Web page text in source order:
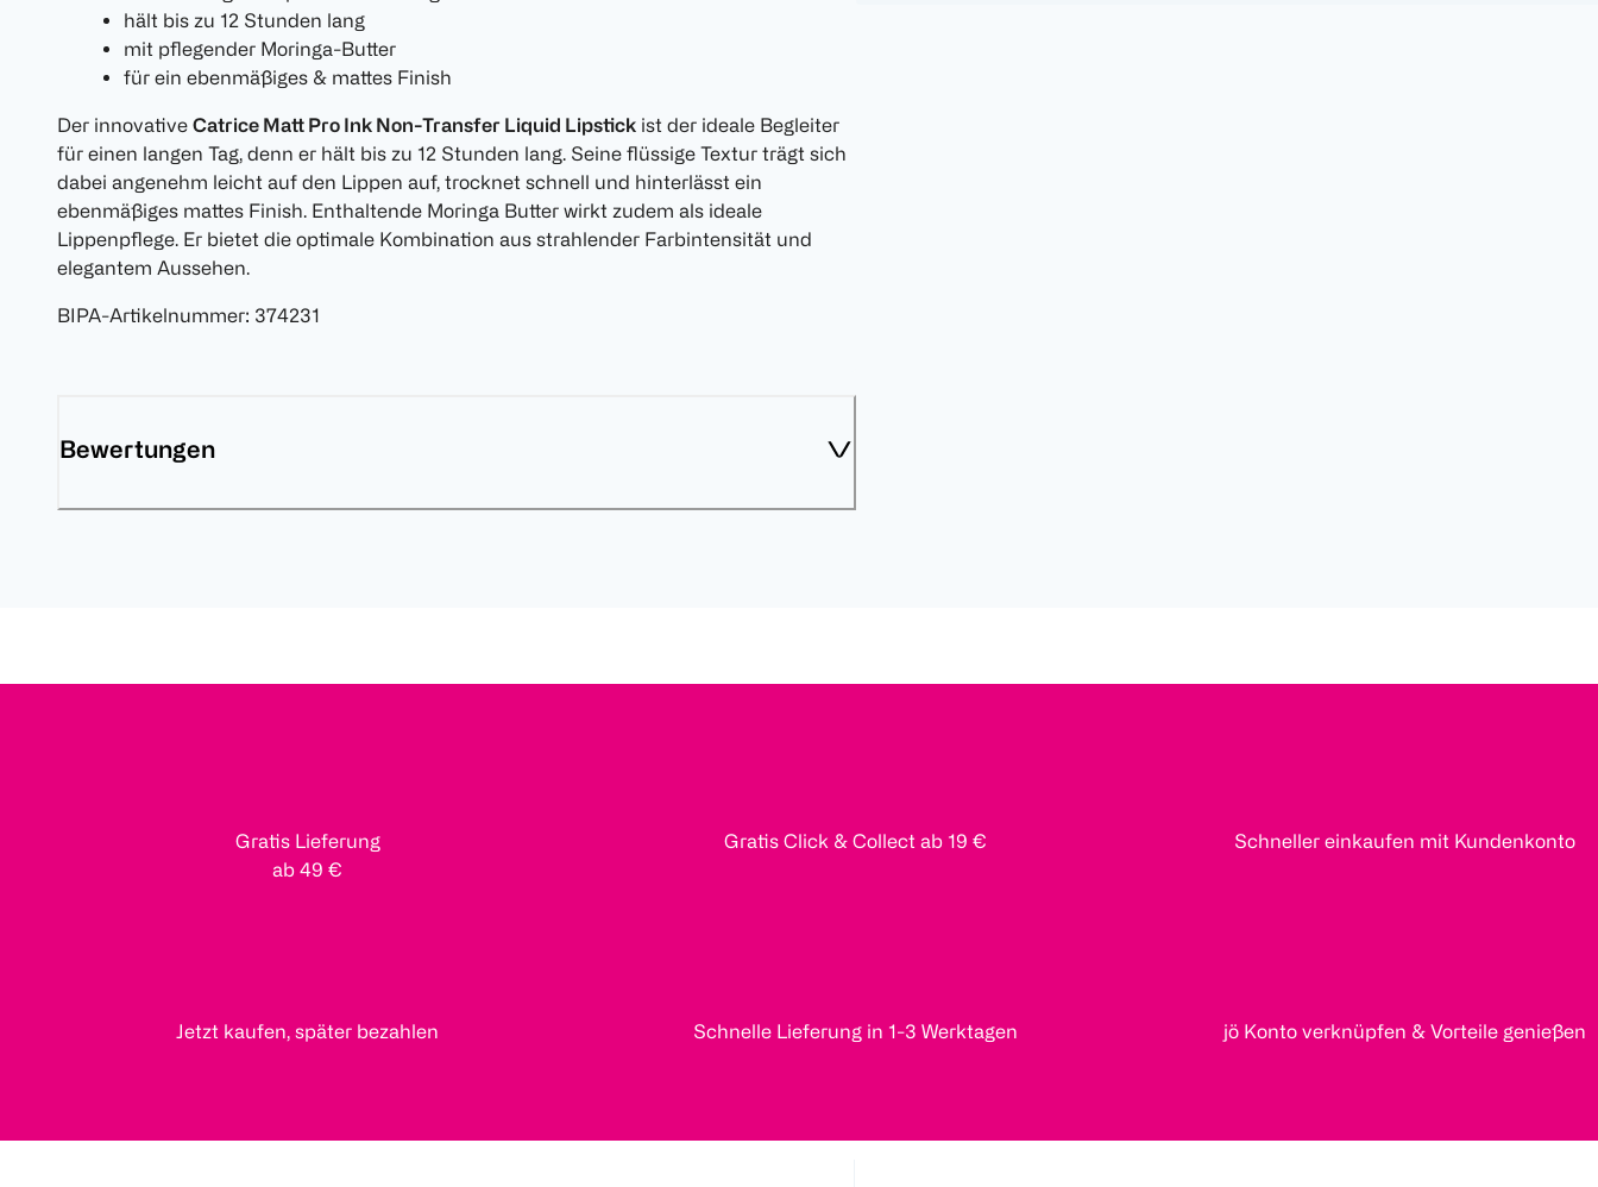
hält bis zu 12 Stunden lang
mit pflegender Moringa-Butter
für ein ebenmäßiges & mattes Finish
Der innovative Catrice Matt Pro Ink Non-Transfer Liquid Lipstick ist der ideale Begleiter
für einen langen Tag, denn er hält bis zu 12 Stunden lang. Seine flüssige Textur trägt sich
dabei angenehm leicht auf den Lippen auf, trocknet schnell und hinterlässt ein
ebenmäßiges mattes Finish. Enthaltende Moringa Butter wirkt zudem als ideale
Lippenpflege. Er bietet die optimale Kombination aus strahlender Farbintensität und
elegantem Aussehen.
BIPA-Artikelnummer: 374231
Bewertungen
Gratis Lieferung
ab 49 €
Gratis Click & Collect ab 19 € Schneller einkaufen mit Kundenkonto
Jetzt kaufen, später bezahlen Schnelle Lieferung in 1-3 Werktagen jö Konto verknüpfen & Vorteile genießen